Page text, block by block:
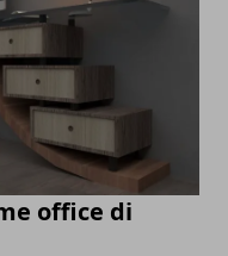
office di